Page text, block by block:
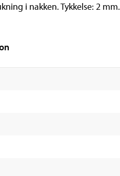
i nakken. Tykkelse: 2 mm.